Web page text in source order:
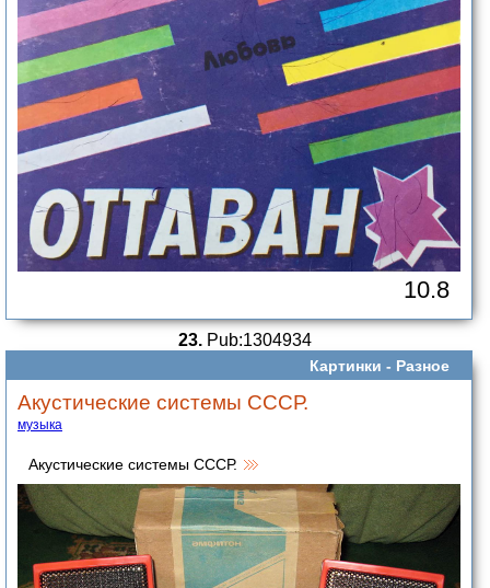
10.8
23. Pub:1304934
Картинки - Разное
Акустические системы СССР.
музыка
Акустические системы СССР.